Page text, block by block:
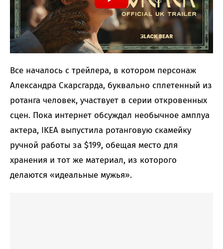
Все началось с трейлера, в котором персонаж
Александра Скарсгарда, буквально сплетенный из
ротанга человек, участвует в серии откровенных
сцен. Пока интернет обсуждал необычное амплуа
актера, IKEA выпустила ротанговую скамейку
ручной работы за $199, обещая место для
хранения и тот же материал, из которого
делаются «идеальные мужья».